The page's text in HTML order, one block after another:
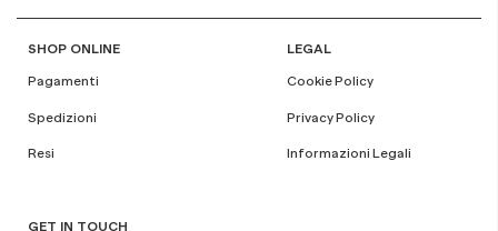
SHOP ONLINE
Pagamenti
Spedizioni
Resi
LEGAL
Cookie Policy
Privacy Policy
Informazioni Legali
GET IN TOUCH